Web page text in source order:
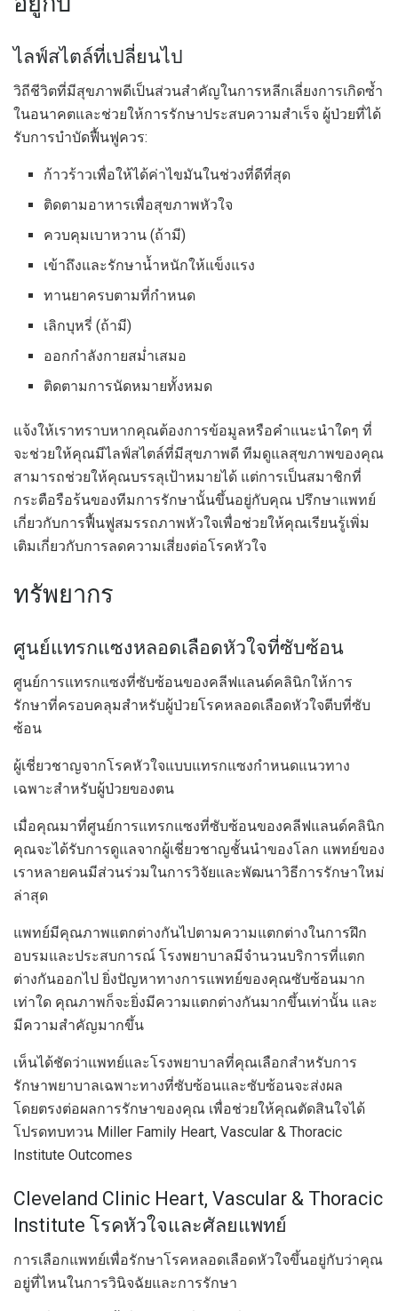
ไลฟ์สไตล์ที่เปลี่ยนไป
วิถีชีวิตที่มีสุขภาพดีเป็นส่วนสำคัญในการหลีกเลี่ยงการเกิดซ้ำ
ในอนาคตและช่วยให้การรักษาประสบความสำเร็จ ผู้ป่วยที่ได้
รับการบำบัดฟื้นฟูควร:
ก้าวร้าวเพื่อให้ได้ค่าไขมันในช่วงที่ดีที่สุด
ติดตามอาหารเพื่อสุขภาพหัวใจ
ควบคุมเบาหวาน (ถ้ามี)
เข้าถึงและรักษาน้ำหนักให้แข็งแรง
ทานยาครบตามที่กำหนด
เลิกบุหรี่ (ถ้ามี)
ออกกำลังกายสม่ำเสมอ
ติดตามการนัดหมายทั้งหมด
แจ้งให้เราทราบหากคุณต้องการข้อมูลหรือคำแนะนำใดๆ ที่
จะช่วยให้คุณมีไลฟ์สไตล์ที่มีสุขภาพดี ทีมดูแลสุขภาพของคุณ
สามารถช่วยให้คุณบรรลุเป้าหมายได้ แต่การเป็นสมาชิกที่
กระตือรือร้นของทีมการรักษานั้นขึ้นอยู่กับคุณ ปรึกษาแพทย์
เกี่ยวกับการฟื้นฟูสมรรถภาพหัวใจเพื่อช่วยให้คุณเรียนรู้เพิ่ม
เติมเกี่ยวกับการลดความเสี่ยงต่อโรคหัวใจ
ทรัพยากร
ศูนย์แทรกแซงหลอดเลือดหัวใจที่ซับซ้อน
ศูนย์การแทรกแซงที่ซับซ้อนของคลีฟแลนด์คลินิกให้การ
รักษาที่ครอบคลุมสำหรับผู้ป่วยโรคหลอดเลือดหัวใจตีบที่ซับ
ซ้อน
ผู้เชี่ยวชาญจากโรคหัวใจแบบแทรกแซงกำหนดแนวทาง
เฉพาะสำหรับผู้ป่วยของตน
เมื่อคุณมาที่ศูนย์การแทรกแซงที่ซับซ้อนของคลีฟแลนด์คลินิก
คุณจะได้รับการดูแลจากผู้เชี่ยวชาญชั้นนำของโลก แพทย์ของ
เราหลายคนมีส่วนร่วมในการวิจัยและพัฒนาวิธีการรักษาใหม่
ล่าสุด
แพทย์มีคุณภาพแตกต่างกันไปตามความแตกต่างในการฝึก
อบรมและประสบการณ์ โรงพยาบาลมีจำนวนบริการที่แตก
ต่างกันออกไป ยิ่งปัญหาทางการแพทย์ของคุณซับซ้อนมาก
เท่าใด คุณภาพก็จะยิ่งมีความแตกต่างกันมากขึ้นเท่านั้น และ
มีความสำคัญมากขึ้น
เห็นได้ชัดว่าแพทย์และโรงพยาบาลที่คุณเลือกสำหรับการ
รักษาพยาบาลเฉพาะทางที่ซับซ้อนและซับซ้อนจะส่งผล
โดยตรงต่อผลการรักษาของคุณ เพื่อช่วยให้คุณตัดสินใจได้
โปรดทบทวน Miller Family Heart, Vascular & Thoracic
Institute Outcomes
Cleveland Clinic Heart, Vascular & Thoracic
Institute โรคหัวใจและศัลยแพทย์
การเลือกแพทย์เพื่อรักษาโรคหลอดเลือดหัวใจขึ้นอยู่กับว่าคุณ
อยู่ที่ไหนในการวินิจฉัยและการรักษา